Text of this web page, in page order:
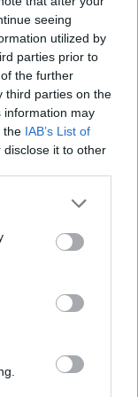
seeing
utilized by
parties prior to
the further
third parties on the
information may
the IAB’s List of
it to other
τη
σκυλιού
εξηγεί γιατί
απόσταση,
πάω να επέμβω,
κάποιον
όπου υπάρχει
Θεόδωρος Κομηνός
έξι λυκόπουλα
Μαδρίτης ο
να αποδεχτεί